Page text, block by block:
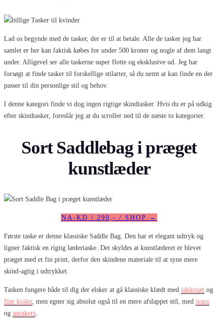
Lad os begynde med de tasker, der er til at betale. Alle de tasker jeg har
samlet er her kan faktisk købes for under 500 kroner og nogle af dem langt
under. Alligevel ser alle taskerne super flotte og eksklusive ud. Jeg har
forsøgt at finde tasker til forskellige stilarter, så du nemt at kan finde en der
passer til din personlige stil og behov.
I denne kategori finde vi dog ingen rigtige skindtasker. Hvis du er på udkig
efter skindtasker, foreslår jeg at du scroller ned til de næste to kategorier.
Sort Saddlebag i præget
kunstlæder
NA-KD / 290,- / SHOP →
Første taske er denne klassiske Saddle Bag. Den har et elegant udtryk og
ligner faktisk en rigtig lædertaske. Det skyldes at kunstlæderet er blevet
præget med et fin print, derfor den skindene materiale til at syne mere
skind-agtig i udtrykket.
Tasken fungere både til dig der elsker at gå klassiske klædt med jakkesæt og
fine kjoler, men egner sig absolut også til en mere afslappet stil, med jeans
og sneakers.